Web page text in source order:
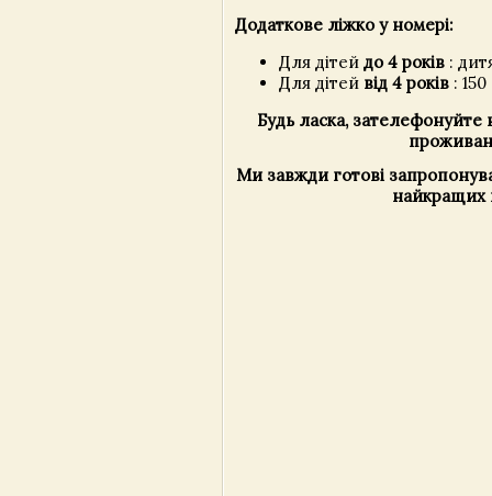
Додаткове ліжко у номері:
Для дітей до 4 років :
Для дітей від 4 років :
Будь ласка, зателефонуйте
Ми завжди готові
найкращих